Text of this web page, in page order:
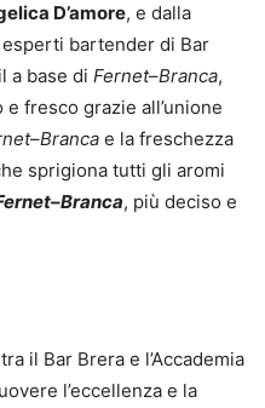
D’amore, e dalla
bartender di Bar
a base di Fernet–Branca,
e fresco grazie all’unione
–Branca e la freschezza
sprigiona tutti gli aromi
–Branca, più deciso e
il Bar Brera e l’Accademia
l’eccellenza e la